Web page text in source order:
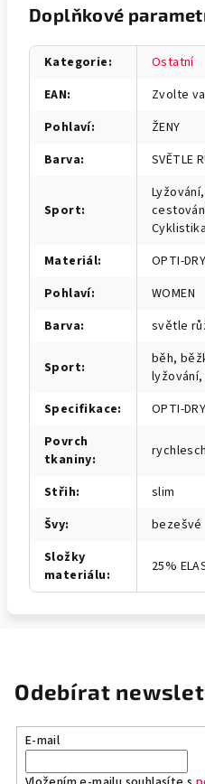
Doplňkové
Kategorie:
Ostatní
EAN:
Zvolte
Pohlaví:
ŽENY
Barva: SVĚTLE
Sport:
Cyklistika
Materiál:
OPTI-DRY
Pohlaví:
WOMEN
Barva: světle
Sport:
běh,
Specifikace:
OPTI-DRY
Povrch
tkaniny:
Střih:
slim
Švy:
bezešvé
Složky
materiálu: 25%
Odebírat
E-mail